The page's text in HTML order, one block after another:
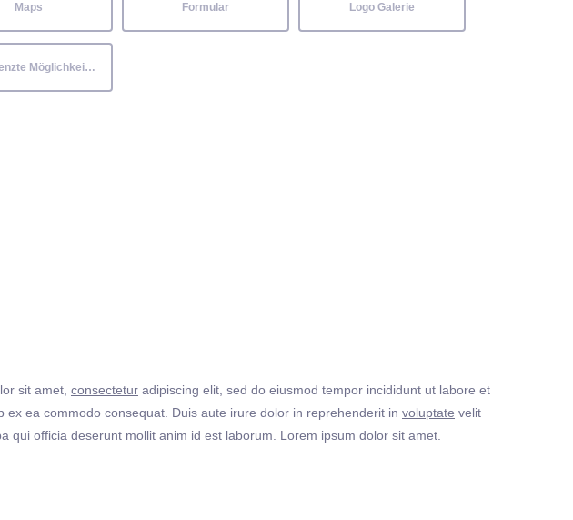
Maps Formular Logo Galerie
Unbegrenzte Möglichkeiten
sit amet, consectetur adipiscing elit, sed do eiusmod tempor incididunt ut labore et
ea commodo consequat. Duis aute irure dolor in reprehenderit in voluptate velit
officia deserunt mollit anim id est laborum. Lorem ipsum dolor sit amet.